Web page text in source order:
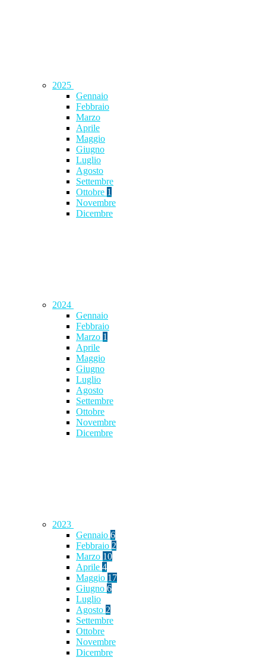
2025
Gennaio
Febbraio
Marzo
Aprile
Maggio
Giugno
Luglio
Agosto
Settembre
Ottobre 1
Novembre
Dicembre
2024
Gennaio
Febbraio
Marzo 1
Aprile
Maggio
Giugno
Luglio
Agosto
Settembre
Ottobre
Novembre
Dicembre
2023
Gennaio 6
Febbraio 2
Marzo 10
Aprile 4
Maggio 17
Giugno 6
Luglio
Agosto 2
Settembre
Ottobre
Novembre
Dicembre